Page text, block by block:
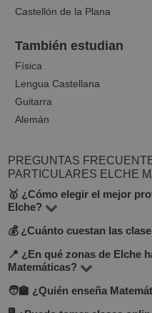
Castellón de la Plana
También estudian
Física
Lengua Castellana
Guitarra
Alemán
PREGUNTAS
PARTICULARES ELCHE
🥇 ¿Cómo elegir el mejor
Elche?
En la plataforma
docentes que imparten
Elche. Te
opiniones de otros
También puedes buscar
💰 ¿Cuánto cuestan las
El precio de las clases
del profesor y si son
las tarifas oscilan entre
📍 ¿En qué zonas de Elche
Matemáticas?
En BuscaTuProfesor
mayoría de los barrios
🧑‍🏫 ¿Quién enseña